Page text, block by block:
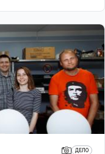
ДЕЛО